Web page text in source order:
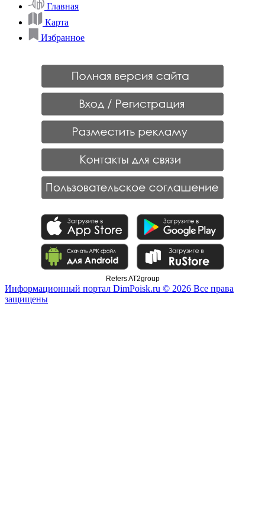
Главная
Карта
Избранное
Refers AT2group
Информационный портал DimPoisk.ru © 2026 Все права
защищены